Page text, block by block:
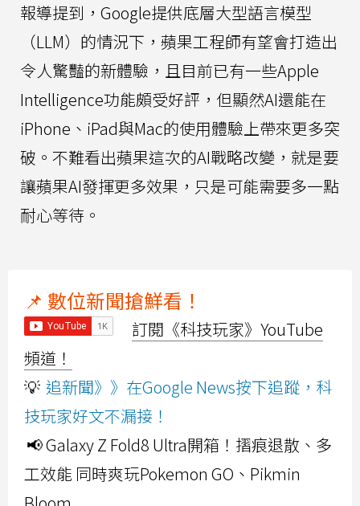
報導提到，Google提供底層大型語言模型
（LLM）的情況下，蘋果工程師有望會打造出
令人驚豔的新體驗，且目前已有一些Apple
Intelligence功能頗受好評，但顯然AI還能在
iPhone、iPad與Mac的使用體驗上帶來更多突
破。不難看出蘋果這次的AI戰略改變，就是要
讓蘋果AI發揮更多效果，只是可能需要多一點
耐心等待。
📌 數位新聞搶鮮看！
訂閱《科技玩家》YouTube
頻道！
💡 追新聞》》在Google News按下追蹤，科
技玩家好文不漏接！
📢 Galaxy Z Fold8 Ultra開箱！摺痕退散、多
工效能 同時爽玩Pokemon GO、Pikmin